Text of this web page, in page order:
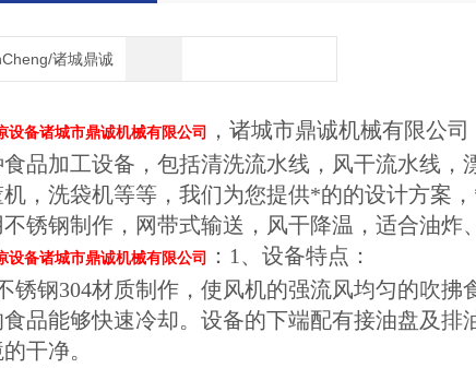
诸城鼎诚
设备诸城市鼎诚机械有限公司
，诸城市鼎诚机械有限公
品加工设备，包括清洗流水线，风干流水线
，洗袋机等等，我们为您提供*的的设计方案
锈钢制作，网带式输送，风干降温，适合油炸
设备诸城市鼎诚机械有限公司
：1、设备特点：
锈钢304材质制作，使风机的强流风均匀的吹
品能够快速冷却。设备的下端配有接油盘及
干净。